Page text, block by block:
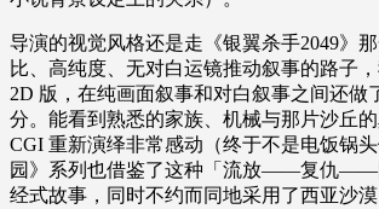
导演的视觉风格还是走《银翼杀手2049》
比、高纯度、无对白运镜推动叙事的路子
2D 版，在纯画面叙事和对白叙事之间还做
分。能看到熟悉的家族、机械与那片沙丘
CGI 重新演绎非常感动（终于不是电饭锅
园》系列也借鉴了这种「流放——复仇——
经式故事，同时不约而同地采用了西亚沙